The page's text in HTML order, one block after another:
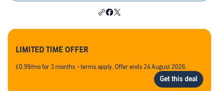
LIMITED TIME OFFER
£0.99/mo for 3 months - terms apply. Offer ends 24 August 2026.